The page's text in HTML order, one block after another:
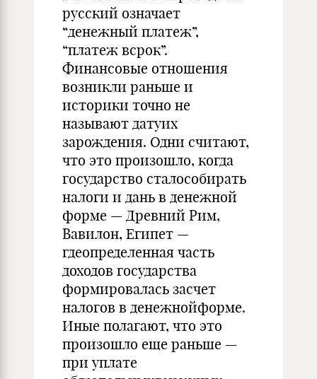
русский означает
“денежный платеж”,
“платеж всрок”.
Финансовые отношения
возникли раньше и
историки точно не
называют датуих
зарождения. Одни считают,
что это произошло, когда
государство сталособирать
налоги и дань в денежной
форме — Древний Рим,
Вавилон, Египет —
гдеопределенная часть
доходов государства
формировалась засчет
налогов в денежнойформе.
Иные полагают, что это
произошло еще раньше —
при уплате